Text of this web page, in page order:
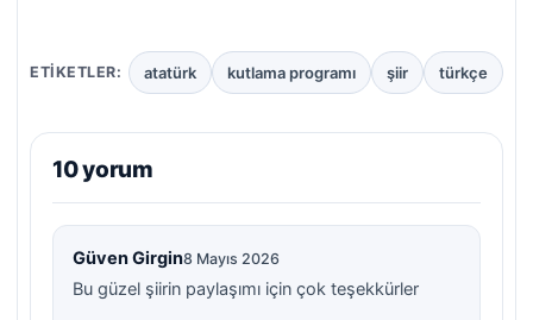
ETIKETLER: atatürk kutlama programı şiir türkçe
10 yorum
Güven Girgin8 Mayıs 2026
Bu güzel şiirin paylaşımı için çok teşekkürler